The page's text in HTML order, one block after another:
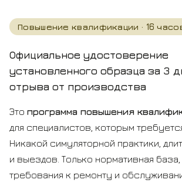
Повышение квалификации · 16
Официальное удостоверение
установленного образца за 3
отрыва от производства
Это программа повышения
для специалистов, которым
Никакой симуляторной практики,
и выездов. Только нормативная база,
требования к ремонту и